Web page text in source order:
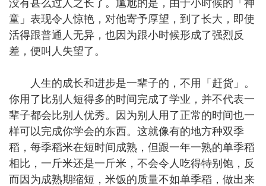
没有甚么过人之长了。尴尬的是，由于小时候的「神
童」表现令人惊艳，对他寄予厚望，到了长大，即使
活得跟普通人无异，也因为跟小时候形成了强烈反
差，便叫人失望了。
人生的成长和进步是一辈子的，不用「赶货」。
你用了比别人短得多的时间完成了学业，并不代表一
辈子都会比别人优秀。因为别人用了正常的时间也一
样可以完成你学会的东西。这就像有的地方种双季
稻，每季稻米在短时间成熟，但跟一年一熟的单季稻
相比，一斤米还是一斤米，不会令人吃得特别饱，反
而因为成熟期缩短，米饭的质量不如单季稻，做出来